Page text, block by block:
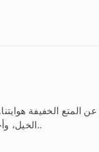
عن المتع الخفيفة
الخيل، وأحياناً نمشي لمسافات طويلة، وأخرى ننطلق في سباقٍ لسيارات الكارتنق..